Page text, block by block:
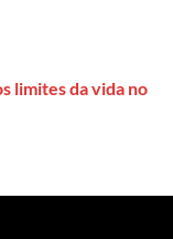
limites da vida no